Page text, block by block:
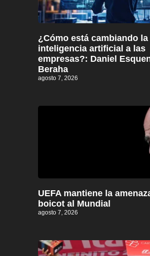
¿Cómo está cambiando la
inteligencia artificial a las
empresas?: Daniel
Beraha
agosto 7, 2026
UEFA mantiene la
boicot al Mundial
agosto 7, 2026